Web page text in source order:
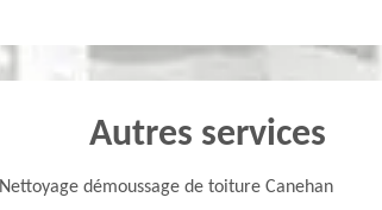
Autres services
Nettoyage démoussage de toiture Canehan